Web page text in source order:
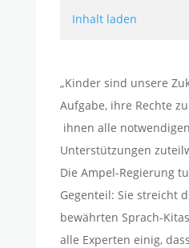
Inhalt laden
„Kinder sind unsere
Aufgabe, ihre Rechte
ihnen alle
Unterstützungen
Die Ampel-Regierung
Gegenteil: Sie streicht
bewährten Sprach-
alle Experten einig,